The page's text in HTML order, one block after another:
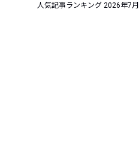
人気記事ランキング 2026年7月